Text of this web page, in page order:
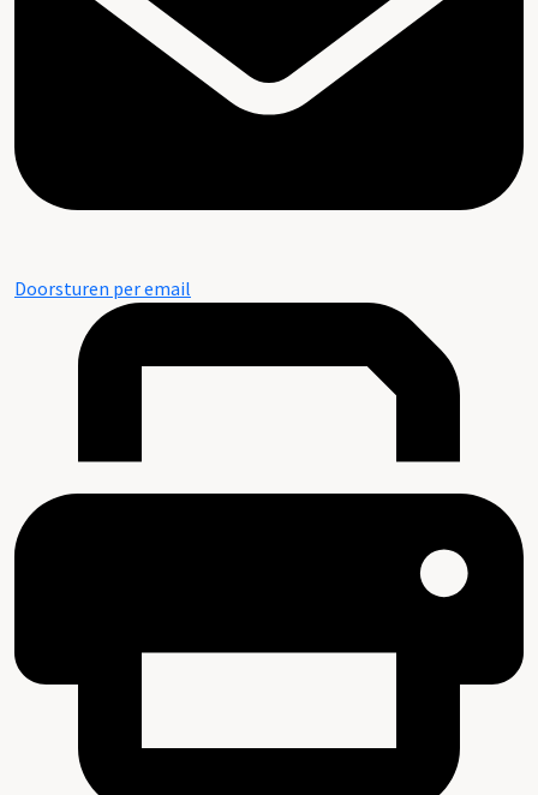
Doorsturen per email